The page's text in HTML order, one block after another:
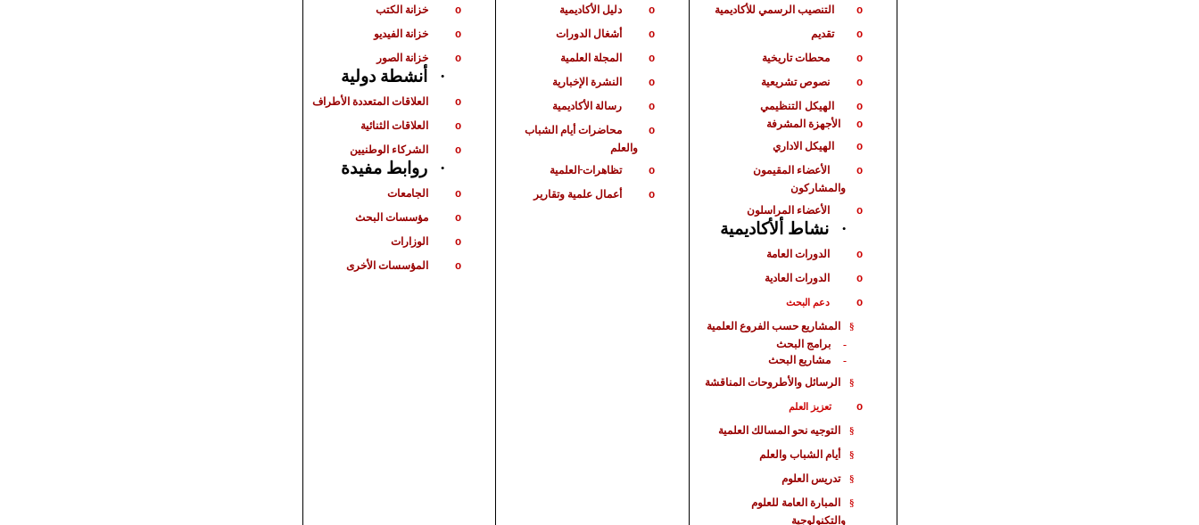
o خزانة الكتب
o خزانة الفيديو
o خزانة الصور
· أنشطة دولية
o العلاقات المتعددة الأطراف
o العلاقات الثنائية
o الشركاء الوطنيين
· روابط مفيدة
o الجامعات
o مؤسسات البحث
o الوزارات
o المؤسسات الأخرى
o دليل الأكاديمية
o أشغال الدورات
o المجلة العلمية
o النشرة الإخبارية
o رسالة الأكاديمية
o
محاضرات أيام الشباب
والعلم
o تظاهراتالعلمية
o أعمال علمية وتقارير
o التنصيب الرسمي للأكاديمية
o تقديم
o محطات تاريخية
o نصوص تشريعية
o الهيكل التنظيمي
o الأجهزة المشرفة
o الهيكل الاداري
o
الأعضاء المقيمون
والمشاركون
o الأعضاء المراسلون
· نشاط ألأكاديمية
o الدورات العامة
o الدورات العادية
o دعم البحث
§ المشاريع حسب الفروع العلمية
- برامج البحث
- مشاريعالبحث
§ الرسائل والأطروحات المناقشة
o تعزيز العلم
§ التوجيه نحو المسالك العلمية
§ أيام الشباب والعلم
§ تدريس العلوم
§ المبارةالعامة للعلوم
والتكنولوجية